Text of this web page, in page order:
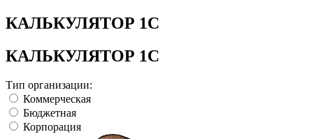
КАЛЬКУЛЯТОР 1С
КАЛЬКУЛЯТОР 1С
Тип организации:
Коммерческая
Бюджетная
Корпорация